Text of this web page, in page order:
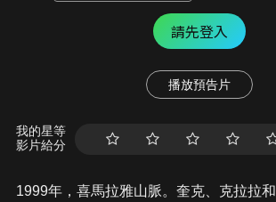
請先登入
播放預告片
我的星等
影片給分
1999年，喜馬拉雅山脈。奎克、克拉拉